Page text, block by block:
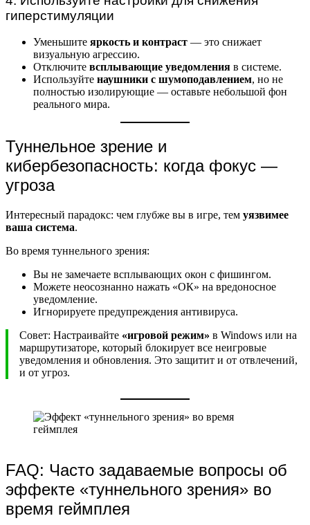
гиперстимуляции
Уменьшите яркость и контраст — это снижает
визуальную агрессию.
Отключите всплывающие уведомления в системе.
Используйте наушники с шумоподавлением, но не
полностью изолирующие — оставьте небольшой фон
реального мира.
Туннельное зрение и
кибербезопасность: когда фокус —
угроза
Интересный парадокс: чем глубже вы в игре, тем уязвимее
ваша система.
Во время туннельного зрения:
Вы не замечаете всплывающих окон с фишингом.
Можете неосознанно нажать «ОК» на вредоносное
уведомление.
Игнорируете предупреждения антивируса.
Совет: Настраивайте «игровой режим» в Windows или на
маршрутизаторе, который блокирует все неигровые
уведомления и обновления. Это защитит и от отвлечений,
и от угроз.
FAQ: Часто задаваемые вопросы об
эффекте «туннельного зрения» во
время геймплея